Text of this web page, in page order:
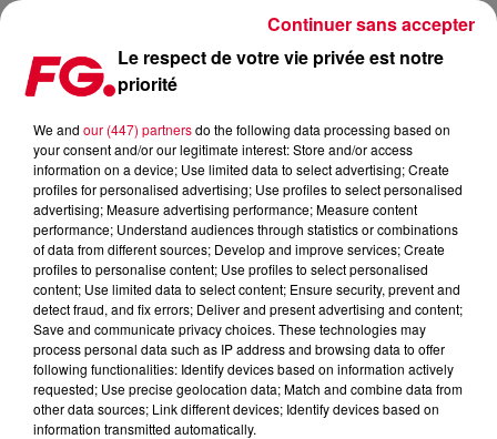
COUP DE CŒUR FG : TR3NACRIA NOUS TRANSPORTE AVEC SA VERSION
Publié : 11 avril 2024 à 8h37 par Antony HARARI
Le respect de votre vie privée est notre
priorité
We and our (447) partnersdo the following data processing based on
your consent and/or our legitimate interest: Store and/or access
information on a device; Use limited data to select advertising; Create
profiles for personalised advertising; Use profiles to select personalised
advertising; Measure advertising performance; Measure content
performance; Understand audiences through statistics or combinations
of data from different sources; Develop and improve services; Create
profiles to personalise content; Use profiles to select personalised
content; Use limited data to select content; Ensure security, prevent and
detect fraud, and fix errors; Deliver and present advertising and content;
Save and communicate privacy choices. These technologies may
process personal data such as IP address and browsing data to offer
following functionalities: Identify devices based on information actively
requested; Use precise geolocation data; Match and combine data from
other data sources; Link different devices; Identify devices based on
information transmitted automatically.
Continuer sans accepter